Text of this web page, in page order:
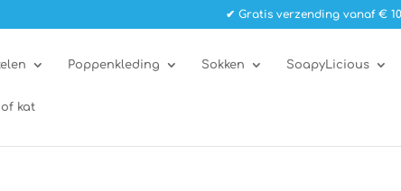
✔ Gratis verzending vanaf €
Poppenkleding Sokken SoapyLicious
of kat